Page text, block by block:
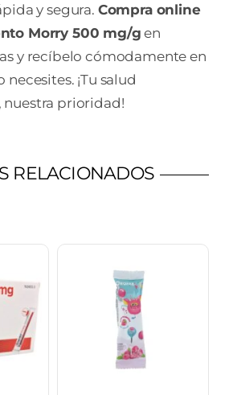
y segura. Compra online
Morry 500 mg/g en
y recíbelo cómodamente en
necesites. ¡Tu salud
prioridad!
RELACIONADOS